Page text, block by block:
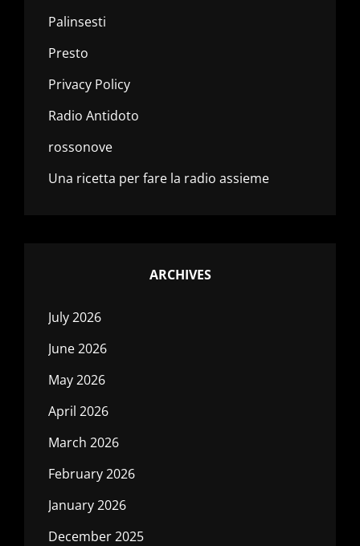
Palinsesti
Presto
Privacy Policy
Radio Antidoto
rossonove
Una ricetta per fare la radio assieme
ARCHIVES
July 2026
June 2026
May 2026
April 2026
March 2026
February 2026
January 2026
December 2025